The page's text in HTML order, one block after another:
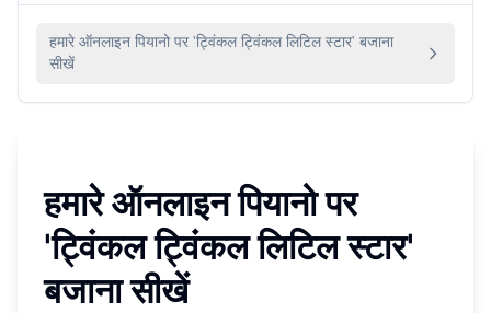
हमारे ऑनलाइन पियानो पर 'ट्विंकल ट्विंकल लिटिल स्टार' बजाना
सीखें
हमारे ऑनलाइन पियानो पर
'ट्विंकल ट्विंकल लिटिल स्टार'
बजाना सीखें